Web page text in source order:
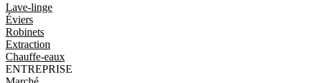
Lave-linge
Éviers
Robinets
Extraction
Chauffe-eaux
ENTREPRISE